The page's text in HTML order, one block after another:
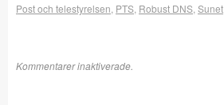
Post och telestyrelsen PTS Robust DNS Sunet
Kommentarer inaktiverade.